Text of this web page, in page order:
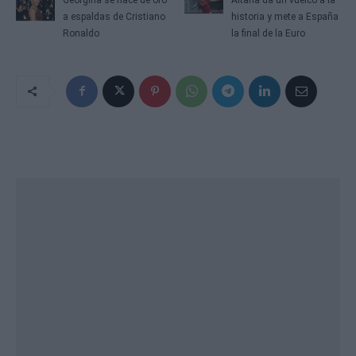
a espaldas de Cristiano
Ronaldo
historia y mete a España
la final de la Euro